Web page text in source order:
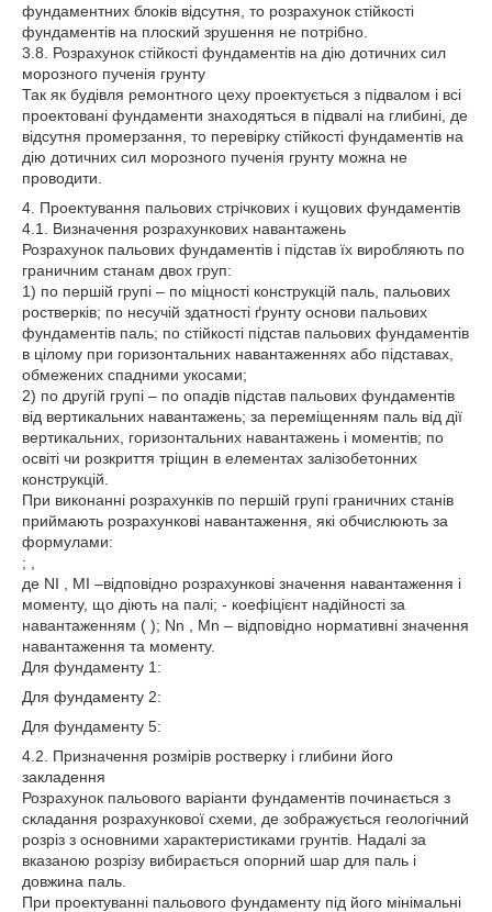
фундаментних блоків відсутня, то розрахунок стійкості
фундаментів на плоский зрушення не потрібно.
3.8. Розрахунок стійкості фундаментів на дію дотичних сил
морозного пученія грунту
Так як будівля ремонтного цеху проектується з підвалом і всі
проектовані фундаменти знаходяться в підвалі на глибині, де
відсутня промерзання, то перевірку стійкості фундаментів на
дію дотичних сил морозного пученія грунту можна не
проводити.
4. Проектування пальових стрічкових і кущових фундаментів
4.1. Визначення розрахункових навантажень
Розрахунок пальових фундаментів і підстав їх виробляють по
граничним станам двох груп:
1) по першій групі – по міцності конструкцій паль, пальових
ростверків; по несучій здатності ґрунту основи пальових
фундаментів паль; по стійкості підстав пальових фундаментів
в цілому при горизонтальних навантаженнях або підставах,
обмежених спадними укосами;
2) по другій групі – по опадів підстав пальових фундаментів
від вертикальних навантажень; за переміщенням паль від дії
вертикальних, горизонтальних навантажень і моментів; по
освіті чи розкриття тріщин в елементах залізобетонних
конструкцій.
При виконанні розрахунків по першій групі граничних станів
приймають розрахункові навантаження, які обчислюють за
формулами:
; ,
де NI , MI –відповідно розрахункові значення навантаження і
моменту, що діють на палі; - коефіцієнт надійності за
навантаженням ( ); Nn , Mn – відповідно нормативні значення
навантаження та моменту.
Для фундаменту 1:
Для фундаменту 2:
Для фундаменту 5:
4.2. Призначення розмірів ростверку і глибини його
закладення
Розрахунок пальового варіанти фундаментів починається з
складання розрахункової схеми, де зображується геологічний
розріз з основними характеристиками грунтів. Надалі за
вказаною розрізу вибирається опорний шар для паль і
довжина паль.
При проектуванні пальового фундаменту під його мінімальні